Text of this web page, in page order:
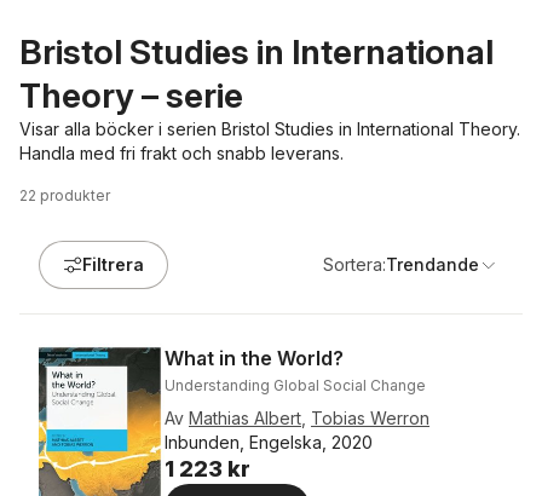
Bristol Studies in International
Theory – serie
Visar alla böcker i serien Bristol Studies in International Theory.
Handla med fri frakt och snabb leverans.
22 produkter
Filtrera Sortera:Trendande
What in the World?
Understanding Global Social Change
Av Mathias Albert Tobias Werron
Inbunden, Engelska, 2020
1 223 kr